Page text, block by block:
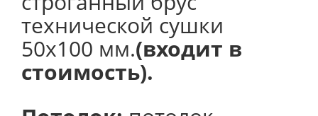
технической сушки
50х100 мм.(входит в
стоимость).